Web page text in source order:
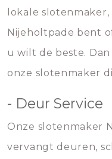
lokale
Nijeholtpade bent
u wilt de beste.
onze slotenmaker
- Deur Service
Onze slotenmaker
vervangt deuren,